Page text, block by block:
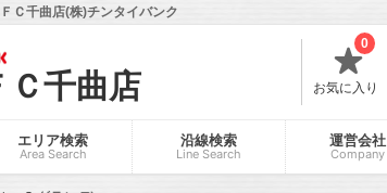
Ｃ千曲店(株)チンタイバンク
Ｃ千曲店 お気に入り
0
エリア検索
Area Search
沿線検索
Line Search
運営会社
Company